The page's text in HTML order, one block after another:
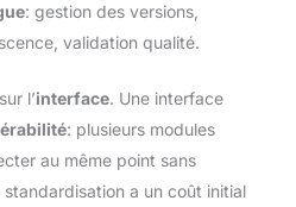
: gestion des versions,
validation qualité.
l’interface. Une interface
: plusieurs modules
au même point sans
a un coût initial